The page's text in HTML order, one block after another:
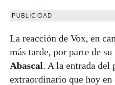
PUBLICIDAD
La reacción de Vox, en
más tarde, por parte de su
Abascal. A la entrada del
extraordinario que hoy en